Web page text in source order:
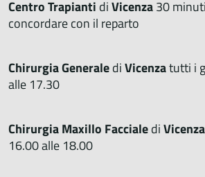
Centro Trapianti diVicenza30
concordare con il reparto
Chirurgia GeneralediVicenzatutti i
alle 17.30
Chirurgia Maxillo FaccialediVicenza
16.00 alle 18.00